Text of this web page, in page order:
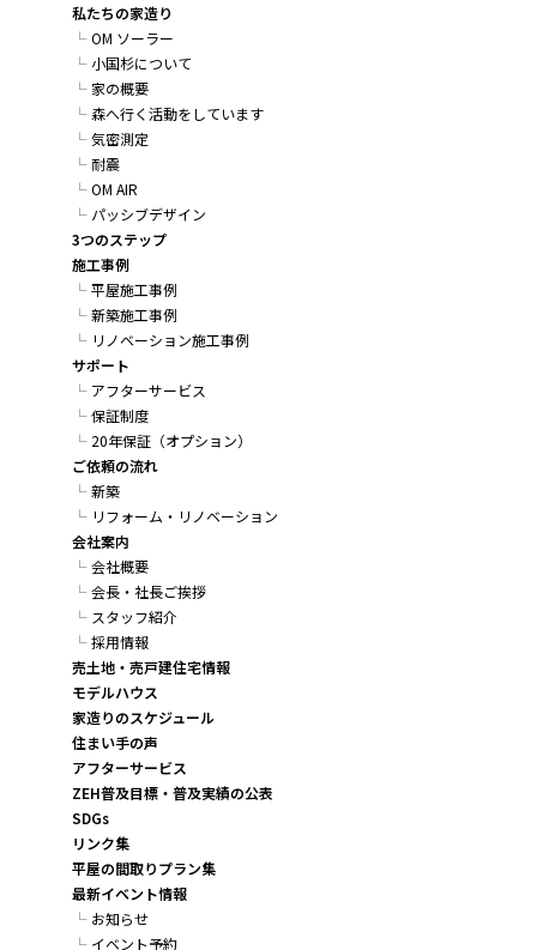
私たちの家造り
OM ソーラー
小国杉について
家の概要
森へ行く活動をしています
気密測定
耐震
OM AIR
パッシブデザイン
3つのステップ
施工事例
平屋施工事例
新築施工事例
リノベーション施工事例
サポート
アフターサービス
保証制度
20年保証（オプション）
ご依頼の流れ
新築
リフォーム・リノベーション
会社案内
会社概要
会長・社長ご挨拶
スタッフ紹介
採用情報
売土地・売戸建住宅情報
モデルハウス
家造りのスケジュール
住まい手の声
アフターサービス
ZEH普及目標・普及実績の公表
SDGs
リンク集
平屋の間取りプラン集
最新イベント情報
お知らせ
イベント予約